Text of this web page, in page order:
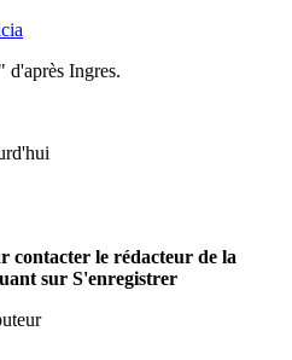
d'après Ingres.
contacter le rédacteur de la
sur S'enregistrer